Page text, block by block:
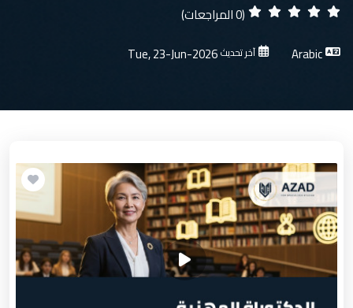
(0 المراجعات)
Arabic
آخر تحديثTue, 23-Jun-2026